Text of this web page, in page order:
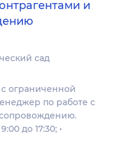
и
сад
ограниченной
по работе с
до 17:30; •